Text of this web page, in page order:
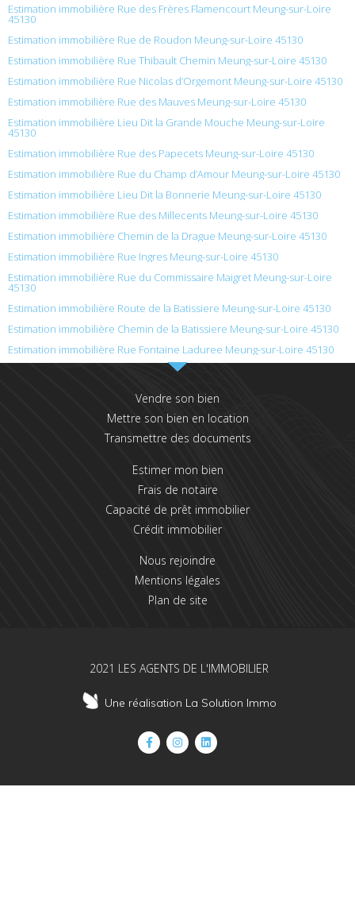
Estimation immobilière Rue des Frères Flamencourt Meung-sur-Loire
45130
Estimation immobilière Rue de Roudon Meung-sur-Loire 45130
Estimation immobilière Rue Thibault Chemin Meung-sur-Loire 45130
Estimation immobilière Rue Nicolas d’Orgemont Meung-sur-Loire 45130
Estimation immobilière Rue des Mauves Meung-sur-Loire 45130
Estimation immobilière Lieu Dit la Grande Mouche Meung-sur-Loire
45130
Estimation immobilière Rue des Papecets Meung-sur-Loire 45130
Estimation immobilière Rue du Champ d’Amour Meung-sur-Loire 45130
Estimation immobilière Lieu Dit la Bonnerie Meung-sur-Loire 45130
Estimation immobilière Rue des Millecents Meung-sur-Loire 45130
Estimation immobilière Chemin de la Drague Meung-sur-Loire 45130
Estimation immobilière Rue Ingres Meung-sur-Loire 45130
Estimation immobilière Rue du Commissaire Maigret Meung-sur-Loire
45130
Estimation immobilière Route de la Batissiere Meung-sur-Loire 45130
Estimation immobilière Chemin de la Batissiere Meung-sur-Loire 45130
Estimation immobilière Rue Fontaine Laduree Meung-sur-Loire 45130
Vendre son bien
Mettre son bien en location
Transmettre des documents
Estimer mon bien
Frais de notaire
Capacité de prêt immobilier
Crédit immobilier
Nous rejoindre
Mentions légales
Plan de site
2021 LES AGENTS DE L'IMMOBILIER
Une réalisation La Solution Immo